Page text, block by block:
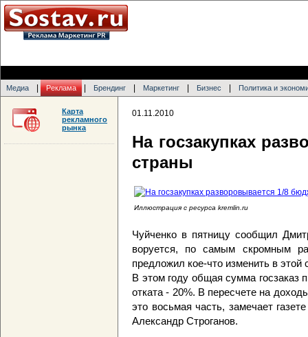
Медиа Реклама Брендинг Маркетинг Бизнес Политика и
01.11.2010
На госзакупках
страны
Иллюстрация с ресурса kremlin.ru
Чуйченко в пятницу сообщил
воруется, по самым скромным
предложил кое-что изменить в этой
В этом году общая сумма госзаказ
отката - 20%. В пересчете на
это восьмая часть, замечает
Александр Строганов.
Карта
рекламного
рынка